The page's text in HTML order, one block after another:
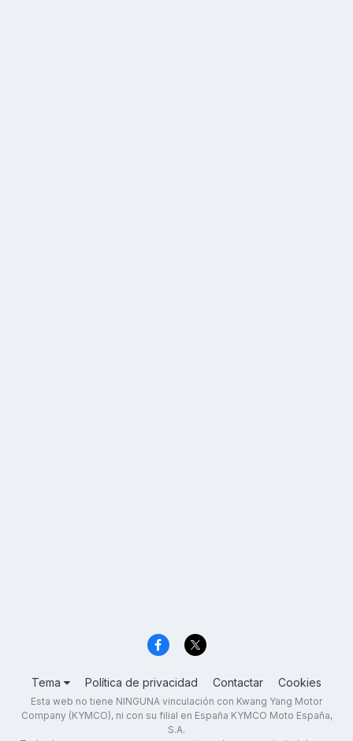
Tema Política de privacidad Contactar Cookies
Esta web no tiene NINGUNA vinculación con Kwang Yang Motor
Company (KYMCO), ni con su filial en España KYMCO Moto España,
S.A.